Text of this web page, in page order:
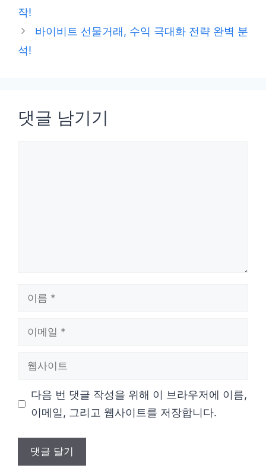
작!
바이비트 선물거래, 수익 극대화 전략 완벽 분
석!
댓글 남기기
다음 번 댓글 작성을 위해 이 브라우저에 이름,
이메일, 그리고 웹사이트를 저장합니다.